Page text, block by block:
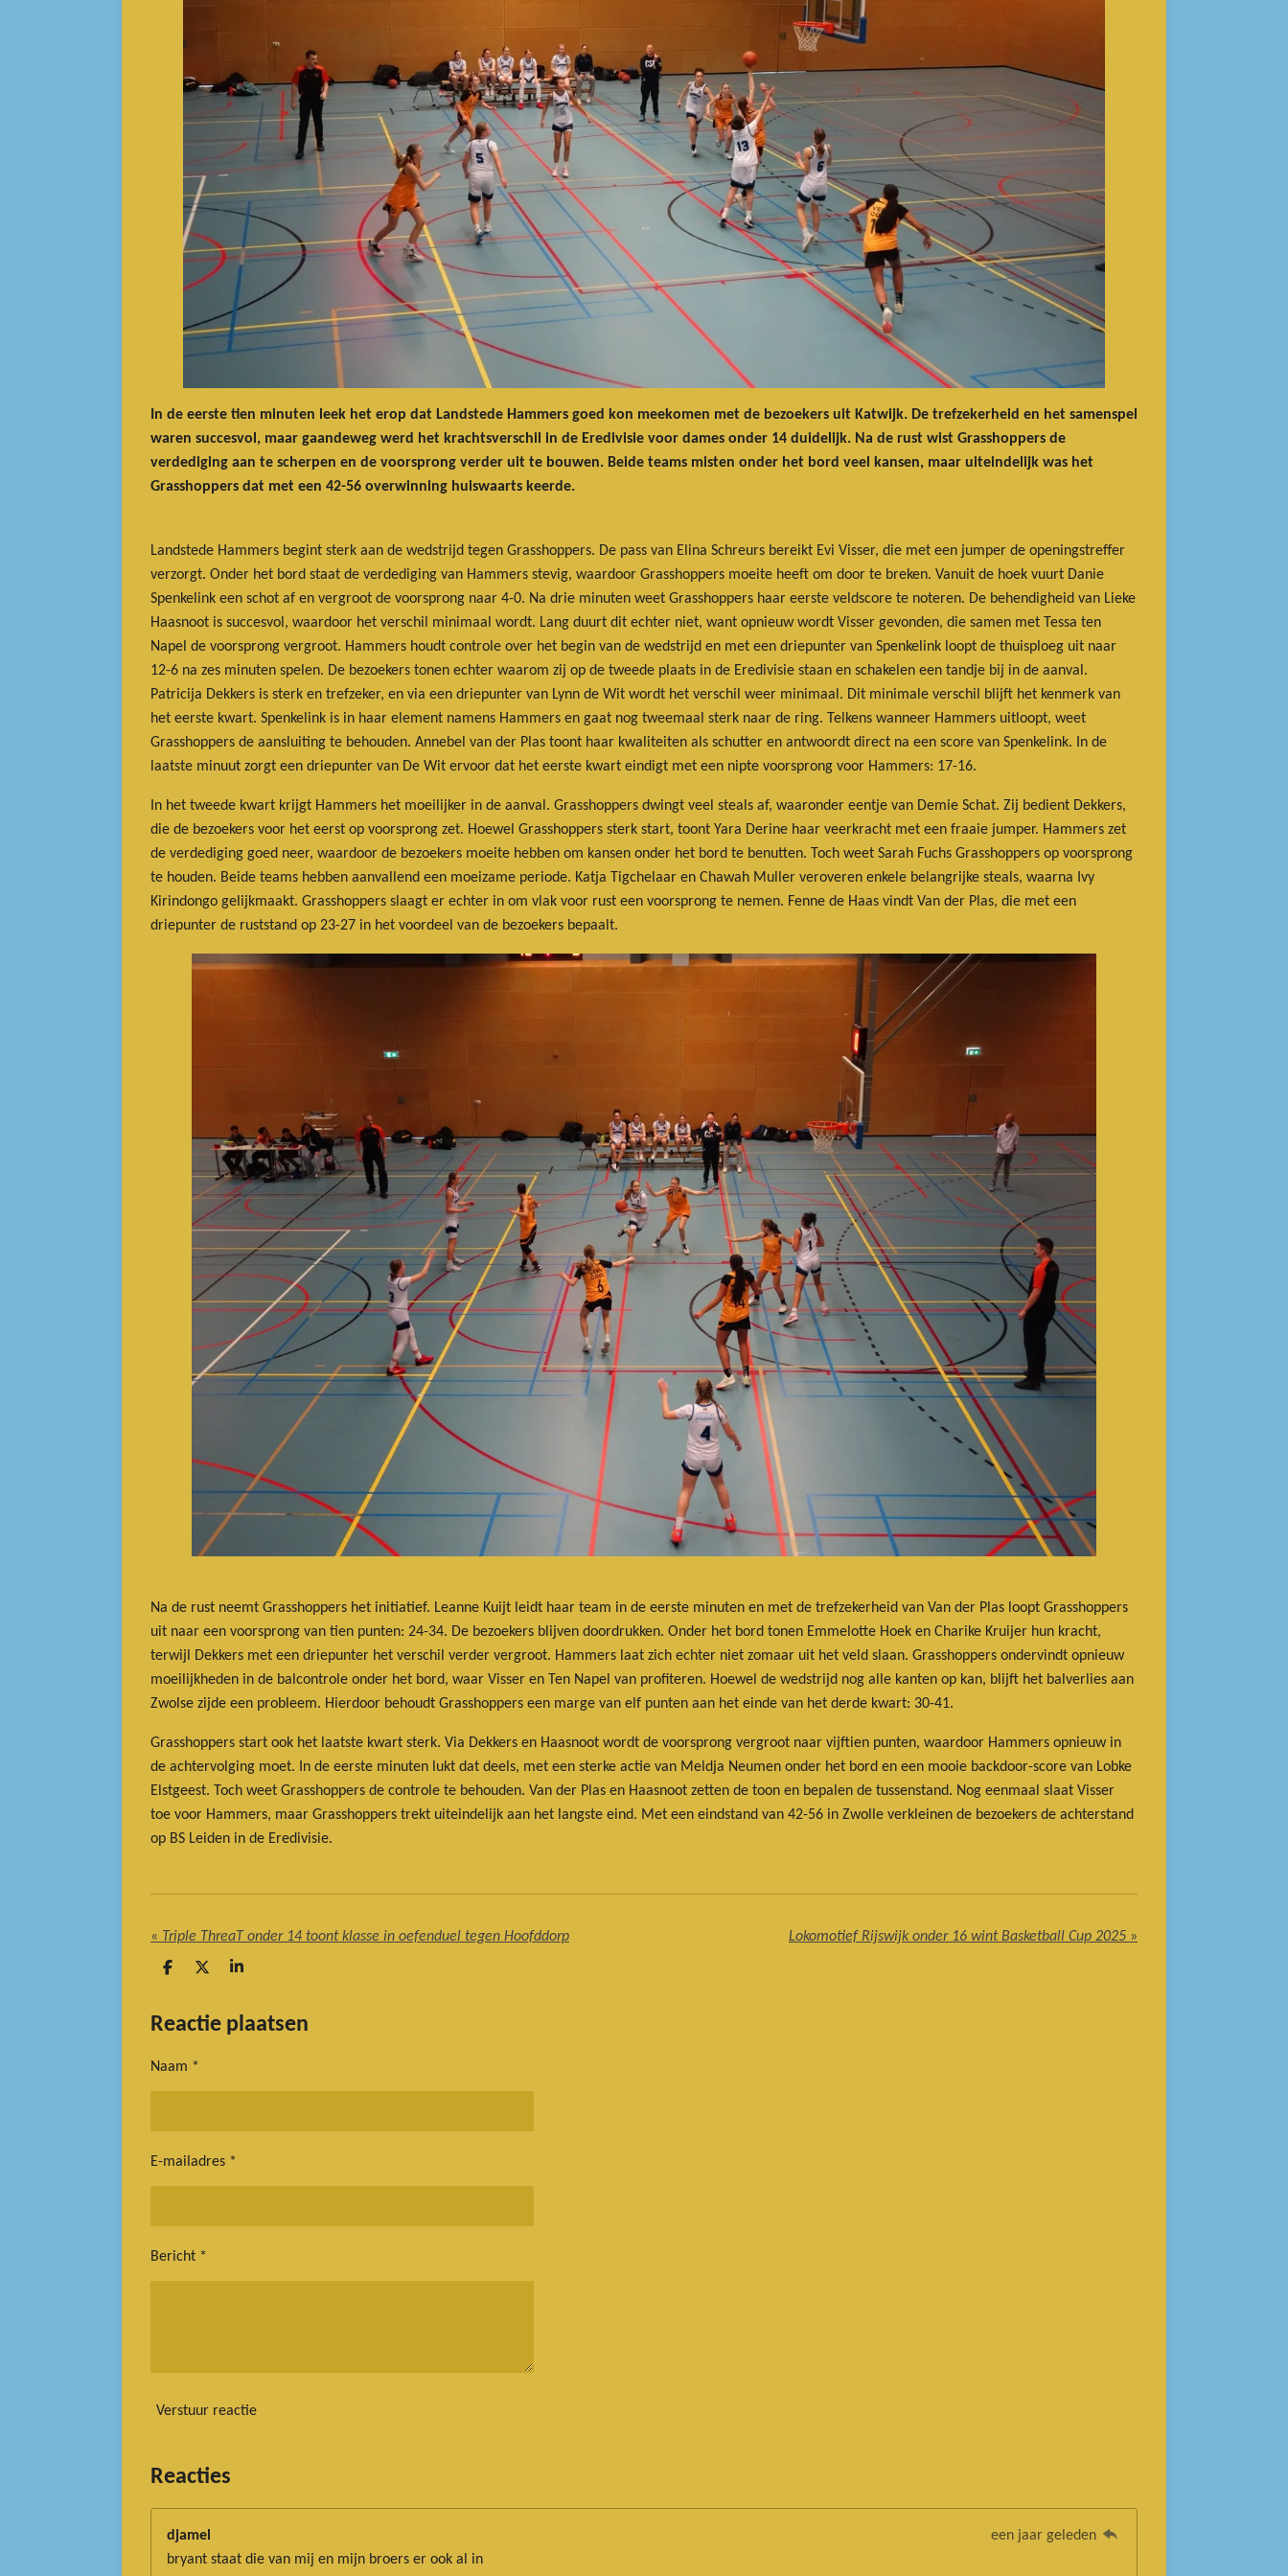
In de eerste tien minuten leek het erop dat Landstede Hammers goed kon meekomen met de bezoekers uit Katwijk. De trefzekerheid en het samenspel
waren succesvol, maar gaandeweg werd het krachtsverschil in de Eredivisie voor dames onder 14 duidelijk. Na de rust wist Grasshoppers de
verdediging aan te scherpen en de voorsprong verder uit te bouwen. Beide teams misten onder het bord veel kansen, maar uiteindelijk was het
Grasshoppers dat met een 42-56 overwinning huiswaarts keerde.
Landstede Hammers begint sterk aan de wedstrijd tegen Grasshoppers. De pass van Elina Schreurs bereikt Evi Visser, die met een jumper de openingstreffer
verzorgt. Onder het bord staat de verdediging van Hammers stevig, waardoor Grasshoppers moeite heeft om door te breken. Vanuit de hoek vuurt Danie
Spenkelink een schot af en vergroot de voorsprong naar 4-0. Na drie minuten weet Grasshoppers haar eerste veldscore te noteren. De behendigheid van Lieke
Haasnoot is succesvol, waardoor het verschil minimaal wordt. Lang duurt dit echter niet, want opnieuw wordt Visser gevonden, die samen met Tessa ten
Napel de voorsprong vergroot. Hammers houdt controle over het begin van de wedstrijd en met een driepunter van Spenkelink loopt de thuisploeg uit naar
12-6 na zes minuten spelen. De bezoekers tonen echter waarom zij op de tweede plaats in de Eredivisie staan en schakelen een tandje bij in de aanval.
Patricija Dekkers is sterk en trefzeker, en via een driepunter van Lynn de Wit wordt het verschil weer minimaal. Dit minimale verschil blijft het kenmerk van
het eerste kwart. Spenkelink is in haar element namens Hammers en gaat nog tweemaal sterk naar de ring. Telkens wanneer Hammers uitloopt, weet
Grasshoppers de aansluiting te behouden. Annebel van der Plas toont haar kwaliteiten als schutter en antwoordt direct na een score van Spenkelink. In de
laatste minuut zorgt een driepunter van De Wit ervoor dat het eerste kwart eindigt met een nipte voorsprong voor Hammers: 17-16.
In het tweede kwart krijgt Hammers het moeilijker in de aanval. Grasshoppers dwingt veel steals af, waaronder eentje van Demie Schat. Zij bedient Dekkers,
die de bezoekers voor het eerst op voorsprong zet. Hoewel Grasshoppers sterk start, toont Yara Derine haar veerkracht met een fraaie jumper. Hammers zet
de verdediging goed neer, waardoor de bezoekers moeite hebben om kansen onder het bord te benutten. Toch weet Sarah Fuchs Grasshoppers op voorsprong
te houden. Beide teams hebben aanvallend een moeizame periode. Katja Tigchelaar en Chawah Muller veroveren enkele belangrijke steals, waarna Ivy
Kirindongo gelijkmaakt. Grasshoppers slaagt er echter in om vlak voor rust een voorsprong te nemen. Fenne de Haas vindt Van der Plas, die met een
driepunter de ruststand op 23-27 in het voordeel van de bezoekers bepaalt.
Na de rust neemt Grasshoppers het initiatief. Leanne Kuijt leidt haar team in de eerste minuten en met de trefzekerheid van Van der Plas loopt Grasshoppers
uit naar een voorsprong van tien punten: 24-34. De bezoekers blijven doordrukken. Onder het bord tonen Emmelotte Hoek en Charike Kruijer hun kracht,
terwijl Dekkers met een driepunter het verschil verder vergroot. Hammers laat zich echter niet zomaar uit het veld slaan. Grasshoppers ondervindt opnieuw
moeilijkheden in de balcontrole onder het bord, waar Visser en Ten Napel van profiteren. Hoewel de wedstrijd nog alle kanten op kan, blijft het balverlies aan
Zwolse zijde een probleem. Hierdoor behoudt Grasshoppers een marge van elf punten aan het einde van het derde kwart: 30-41.
Grasshoppers start ook het laatste kwart sterk. Via Dekkers en Haasnoot wordt de voorsprong vergroot naar vijftien punten, waardoor Hammers opnieuw in
de achtervolging moet. In de eerste minuten lukt dat deels, met een sterke actie van Meldja Neumen onder het bord en een mooie backdoor-score van Lobke
Elstgeest. Toch weet Grasshoppers de controle te behouden. Van der Plas en Haasnoot zetten de toon en bepalen de tussenstand. Nog eenmaal slaat Visser
toe voor Hammers, maar Grasshoppers trekt uiteindelijk aan het langste eind. Met een eindstand van 42-56 in Zwolle verkleinen de bezoekers de achterstand
op BS Leiden in de Eredivisie.
« Triple ThreaT onder 14 toont klasse in oefenduel tegen Hoofddorp Lokomotief Rijswijk onder 16 wint Basketball Cup 2025 »
D
e
n
D
l
S
r
e
Reactie plaatsen
Naam *
E-mailadres *
Bericht *
Verstuur reactie
Reacties
djamel
een jaar geleden
bryant staat die van mij en mijn broers er ook al in